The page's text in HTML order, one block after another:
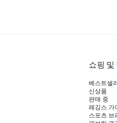
쇼핑 및
베스트셀
신상품
판매 중
레깅스 가
스포츠 브